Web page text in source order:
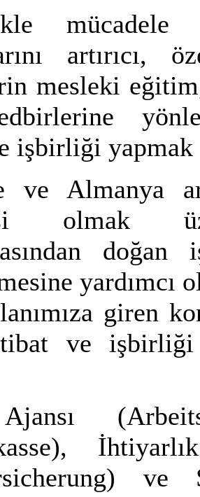
mücadele
mesleki
işbirliği
ve Almanya
olmak
yardımcı
giren
ve